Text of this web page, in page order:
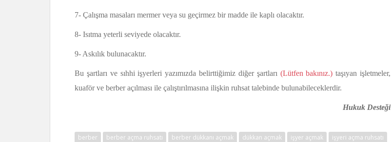
7- Çalışma masaları mermer veya su geçirmez bir madde ile kaplı olacaktır.
8- Isıtma yeterli seviyede olacaktır.
9- Askılık bulunacaktır.
Bu şartları ve sıhhi işyerleri yazımızda belirttiğimiz diğer şartları (Lütfen bakınız.) taşıyan işletmeler,
kuaför ve berber açılması ile çalıştırılmasına ilişkin ruhsat talebinde bulunabileceklerdir.
Hukuk Desteği
berber berber açma ruhsatı berber dükkanı açmak dükkan açmak işyer açmak
işyeri açma ruhsatı